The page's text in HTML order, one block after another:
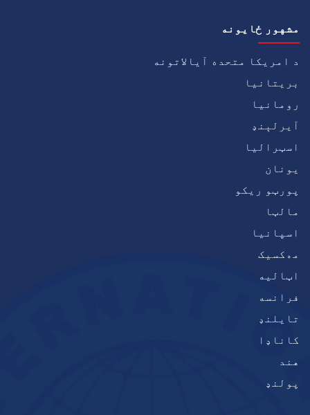
مشهور ځايونه
د امریکا متحده آیالاتونه
بریتانیا
رومانیا
آيرلېنډ
اسټرالیا
يونان
پورټو ریکو
مالټا
اسپانیا
مەکسیک
اټاليه
فرانسه
تایلنډ
کاناډا
هند
پولنډ